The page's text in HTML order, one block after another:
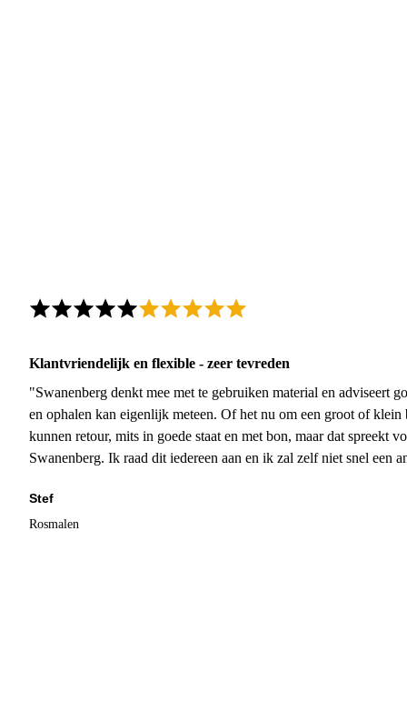
Klantvriendelijk en flexible - zeer tevreden
"Swanenberg denkt mee met te gebruiken material en adviseert
en ophalen kan eigenlijk meteen. Of het nu om een groot of
kunnen retour, mits in goede staat en met bon, maar dat spreekt
Swanenberg. Ik raad dit iedereen aan en ik zal zelf niet snel een
Stef
Rosmalen